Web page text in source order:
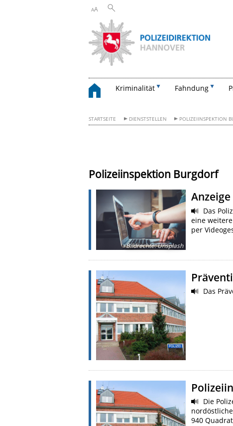
AA
Kriminalität Fahndung
STARTSEITE DIENSTSTELLEN POLIZEIINSPEKTION
Polizeiinspektion Burgdorf
Bildrechte:Unsplash
Das
eine
per
Das
Die
940